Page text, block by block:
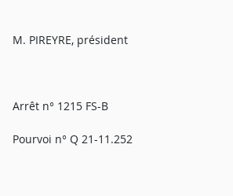
M. PIREYRE, président
Arrêt n° 1215 FS-B
Pourvoi n° Q 21-11.252